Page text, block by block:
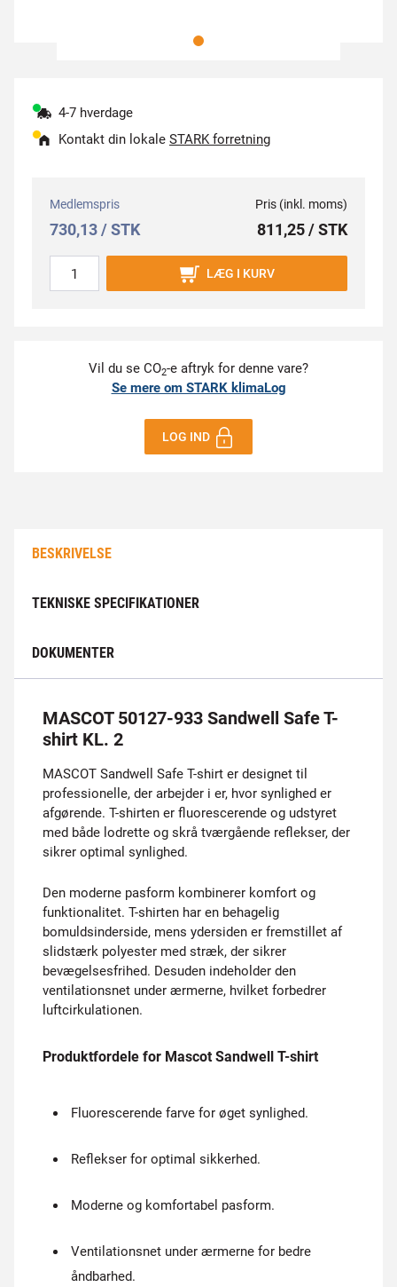
4-7 hverdage
Kontakt din lokale STARK forretning
Medlemspris
730,13 / STK
Pris (inkl. moms)
811,25 / STK
LÆG I KURV
Vil du se CO2-e aftryk for denne vare?
Se mere om STARK klimaLog
LOG IND
BESKRIVELSE
TEKNISKE SPECIFIKATIONER
DOKUMENTER
MASCOT 50127-933 Sandwell Safe T-
shirt KL. 2
MASCOT Sandwell Safe T-shirt er designet til
professionelle, der arbejder i er, hvor synlighed er
afgørende. T-shirten er fluorescerende og udstyret
med både lodrette og skrå tværgående reflekser, der
sikrer optimal synlighed.
Den moderne pasform kombinerer komfort og
funktionalitet. T-shirten har en behagelig
bomuldsinderside, mens ydersiden er fremstillet af
slidstærk polyester med stræk, der sikrer
bevægelsesfrihed. Desuden indeholder den
ventilationsnet under ærmerne, hvilket forbedrer
luftcirkulationen.
Produktfordele for Mascot Sandwell T-shirt
Fluorescerende farve for øget synlighed.
Reflekser for optimal sikkerhed.
Moderne og komfortabel pasform.
Ventilationsnet under ærmerne for bedre
åndbarhed.